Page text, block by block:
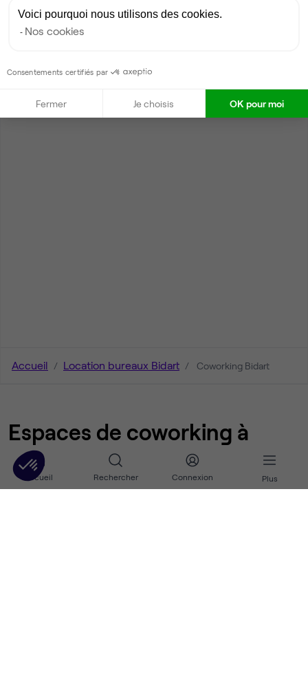
Accueil Rechercher Connexion Plus
Accueil Location bureaux Bidart Coworking Bidart
Espaces de coworking à
Bidart : 0 annonces
Voici pourquoi nous utilisons des cookies.
Nos cookies
Consentements certifiés par
Fermer Je choisis OK pour moi